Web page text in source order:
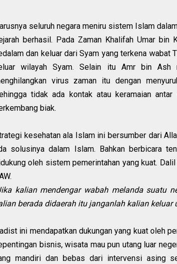
seluruh negara meniru sistem Islam
berhasil. Pada Zaman Khalifah Umar bin
dan keluar dari Syam yang terkena wabat
wilayah Syam. Selain itu Amr bin
virus zaman itu dengan
tidak ada kontak atau keramaian
biak.
kesehatan ala Islam ini bersumber dari
solusinya dalam Islam. Bahkan berbicara
oleh sistem pemerintahan yang kuat.
kalian mendengar wabah melanda suatu
berada didaerah itu janganlah kalian keluar
ini mendapatkan dukungan yang kuat oleh
bisnis, wisata mau pun utang luar
mandiri dan bebas dari intervensi asing